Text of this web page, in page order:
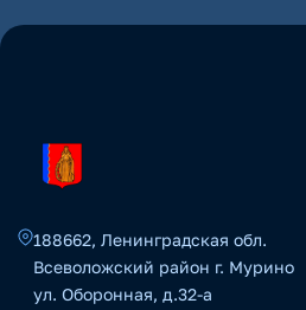
188662, Ленинградская обл.
Всеволожский район г. Мурино
ул. Оборонная, д.32-а